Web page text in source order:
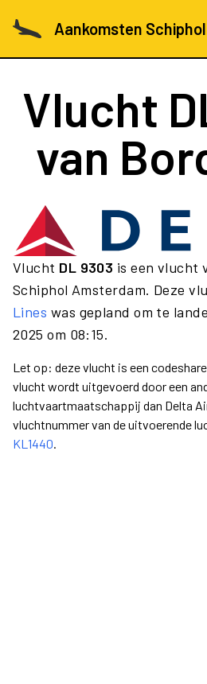
Aankomsten Schiphol
Vlucht
van
Vlucht DL 9303 is een vlucht
Schiphol Amsterdam. Deze
Lines was gepland om te
2025 om 08:15.
Let op: deze vlucht is een
vlucht wordt uitgevoerd door een
luchtvaartmaatschappij dan Delta
vluchtnummer van de uitvoerende
KL1440.